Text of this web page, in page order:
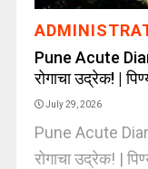
Pune Acute
रोगाचा उद्रेक! |
July 29, 2026
Pune Acute
रोगाचा उद्रेक! |